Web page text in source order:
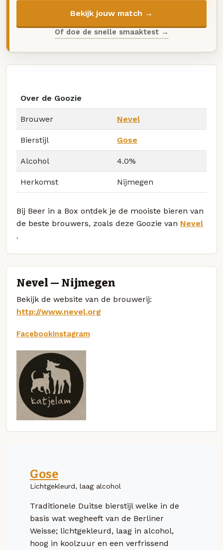
Bekijk jouw match →
Of doe de snelle smaaktest →
Over de Goozie
Brouwer Nevel
Bierstijl Gose
Alcohol 4.0%
Herkomst Nijmegen
Bij Beer in a Box ontdek je de mooiste bieren van
de beste brouwers, zoals deze Goozie van Nevel
.
Nevel — Nijmegen
Bekijk de website van de brouwerij:
http://www.nevel.org
FacebookInstagram
Gose
Lichtgekleurd, laag alcohol
Traditionele Duitse bierstijl welke in de
basis wat wegheeft van de Berliner
Weisse; lichtgekleurd, laag in alcohol,
hoog in koolzuur en een verfrissend